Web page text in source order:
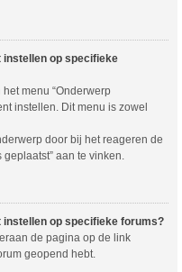
instellen op specifieke
menu “Onderwerp
instellen. Dit menu is zowel
door bij het reageren de
aan te vinken.
instellen op specifieke forums?
de pagina op de link
geopend hebt.